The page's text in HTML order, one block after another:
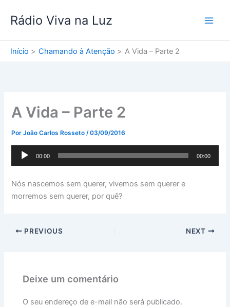
para
conteúdo
Rádio Viva na Luz
Início Chamando à Atenção A Vida – Parte 2
A Vida – Parte 2
PorJoão Carlos Rosseto/03/09/2016
Tocador
00:00 00:00
Nós nascemos sem querer, vivemos sem querer e
morremos sem querer, por quê?
PREVIOUS NEXT
Deixe um comentário
O seu endereço de e-mail não será publicado.